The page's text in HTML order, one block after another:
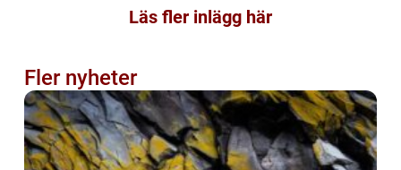
Läs fler inlägg här
Fler nyheter